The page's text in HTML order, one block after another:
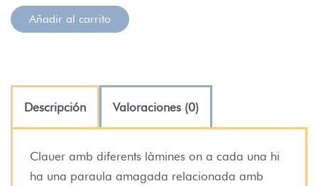
Añadir al carrito
Descripción Valoraciones (0)
Clauer amb diferents làmines on a cada una hi
ha una paraula amagada relacionada amb